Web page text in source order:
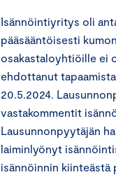
Isännöintiyritys oli
pääsääntöisesti
osakastaloyhtiöille ei
ehdottanut
20.5.2024.
vastakommentit
Lausunnonpyytäjän
laiminlyönyt
isännöinnin